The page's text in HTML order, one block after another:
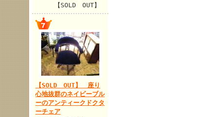
【SOLD OUT】
【SOLD OUT】 座り
心地抜群のネイビーブル
ーのアンティークドクタ
ーチェア